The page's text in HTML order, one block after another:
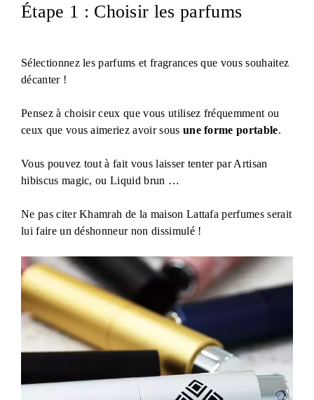
Étape 1 : Choisir les parfums
Sélectionnez les parfums et fragrances que vous souhaitez
décanter !
Pensez à choisir ceux que vous utilisez fréquemment ou
ceux que vous aimeriez avoir sous une forme portable.
Vous pouvez tout à fait vous laisser tenter par Artisan
hibiscus magic, ou Liquid brun …
Ne pas citer Khamrah de la maison Lattafa perfumes serait
lui faire un déshonneur non dissimulé !